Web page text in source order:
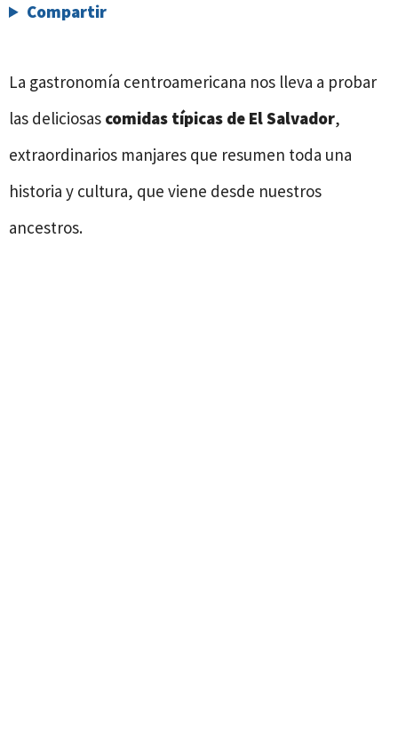
Compartir
La gastronomía centroamericana nos lleva a probar
las deliciosas comidas típicas de El Salvador,
extraordinarios manjares que resumen toda una
historia y cultura, que viene desde nuestros
ancestros.